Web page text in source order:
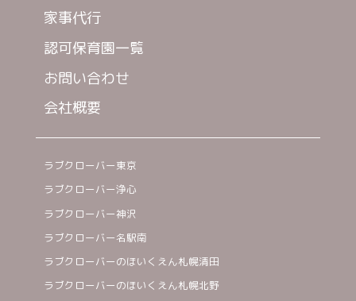
家事代行
認可保育園一覧
お問い合わせ
会社概要
ラブクローバー東京
ラブクローバー浄心
ラブクローバー神沢
ラブクローバー名駅南
ラブクローバーのほいくえん札幌清田
ラブクローバーのほいくえん札幌北野